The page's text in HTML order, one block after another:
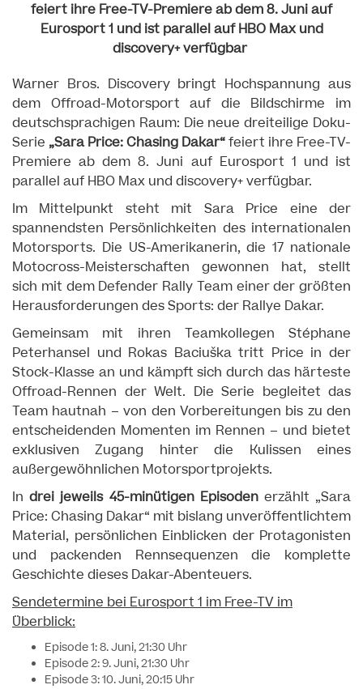
feiert ihre Free-TV-Premiere ab dem 8. Juni auf
Eurosport 1 und ist parallel auf HBO Max und
discovery+ verfügbar
Warner Bros. Discovery bringt Hochspannung aus
dem Offroad-Motorsport auf die Bildschirme im
deutschsprachigen Raum: Die neue dreiteilige Doku-
Serie „Sara Price: Chasing Dakar“feiert ihre Free-TV-
Premiere ab dem 8. Juni auf Eurosport 1 und ist
parallel auf HBO Max und discovery+ verfügbar.
Im Mittelpunkt steht mit Sara Price eine der
spannendsten Persönlichkeiten des internationalen
Motorsports. Die US-Amerikanerin, die 17 nationale
Motocross-Meisterschaften gewonnen hat, stellt
sich mit dem Defender Rally Team einer der größten
Herausforderungen des Sports: der Rallye Dakar.
Gemeinsam mit ihren Teamkollegen Stéphane
Peterhansel und Rokas Baciuška tritt Price in der
Stock-Klasse an und kämpft sich durch das härteste
Offroad-Rennen der Welt. Die Serie begleitet das
Team hautnah – von den Vorbereitungen bis zu den
entscheidenden Momenten im Rennen – und bietet
exklusiven Zugang hinter die Kulissen eines
außergewöhnlichen Motorsportprojekts.
Indrei jeweils 45-minütigen Episodenerzählt „Sara
Price: Chasing Dakar“ mit bislang unveröffentlichtem
Material, persönlichen Einblicken der Protagonisten
und packenden Rennsequenzen die komplette
Geschichte dieses Dakar-Abenteuers.
Sendetermine bei Eurosport 1 im Free-TV im
Überblick:
Episode 1: 8. Juni, 21:30 Uhr
Episode 2: 9. Juni, 21:30 Uhr
Episode 3: 10. Juni, 20:15 Uhr